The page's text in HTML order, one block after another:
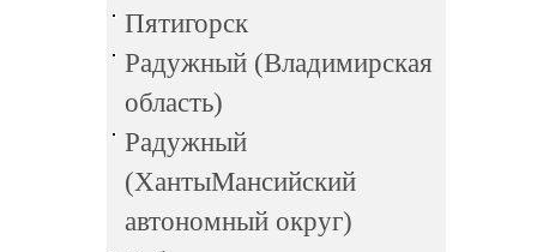
Пятигорск
Радужный (Владимирская
область)
Радужный
(ХантыМансийский
автономный округ)